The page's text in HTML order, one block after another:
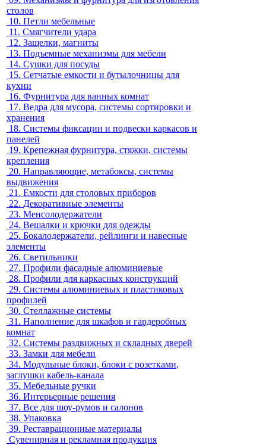
столов
10. Петли мебельные
11. Смягчители удара
12. Защелки, магниты
13. Подъемные механизмы для мебели
14. Сушки для посуды
15. Сетчатые емкости и бутылочницы для
кухни
16. Фурнитура для ванных комнат
17. Ведра для мусора, системы сортировки и
хранения
18. Системы фиксации и подвески каркасов и
панелей
19. Крепежная фурнитура, стяжки, системы
крепления
20. Направляющие, метабоксы, системы
выдвижения
21. Емкости для столовых приборов
22. Декоративные элементы
23. Менсолодержатели
24. Вешалки и крючки для одежды
25. Бокалодержатели, рейлинги и навесные
элементы
26. Светильники
27. Профили фасадные алюминиевые
28. Профили для каркасных конструкций
29. Системы алюминиевых и пластиковых
профилей
30. Стеллажные системы
31. Наполнение для шкафов и гардеробных
комнат
32. Системы раздвижных и складных дверей
33. Замки для мебели
34. Модульные блоки, блоки с розетками,
заглушки кабель-канала
35. Мебельные ручки
36. Интерьерные решения
37. Все для шоу-румов и салонов
38. Упаковка
39. Реставрационные материалы
Сувенирная и рекламная продукция